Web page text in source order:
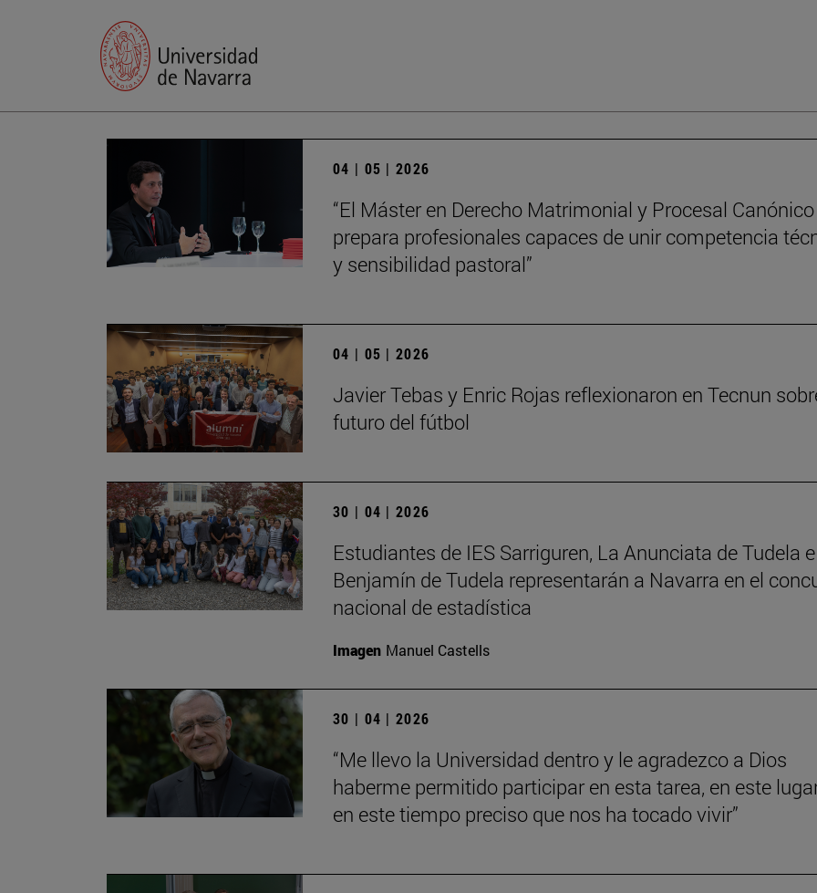
04 | 05 | 2026
“El Máster en Derecho Matrimonial y Procesal Canónico
prepara profesionales capaces de unir competencia
y sensibilidad pastoral”
04 | 05 | 2026
Javier Tebas y Enric Rojas reflexionaron en Tecnun
futuro del fútbol
30 | 04 | 2026
Estudiantes de IES Sarriguren, La Anunciata de Tudela
Benjamín de Tudela representarán a Navarra en el
nacional de estadística
Imagen Manuel Castells
30 | 04 | 2026
“Me llevo la Universidad dentro y le agradezco a Dios
haberme permitido participar en esta tarea, en este
en este tiempo preciso que nos ha tocado vivir”